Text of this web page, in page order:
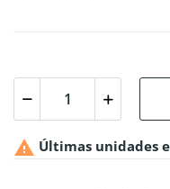
 Últimas unidades